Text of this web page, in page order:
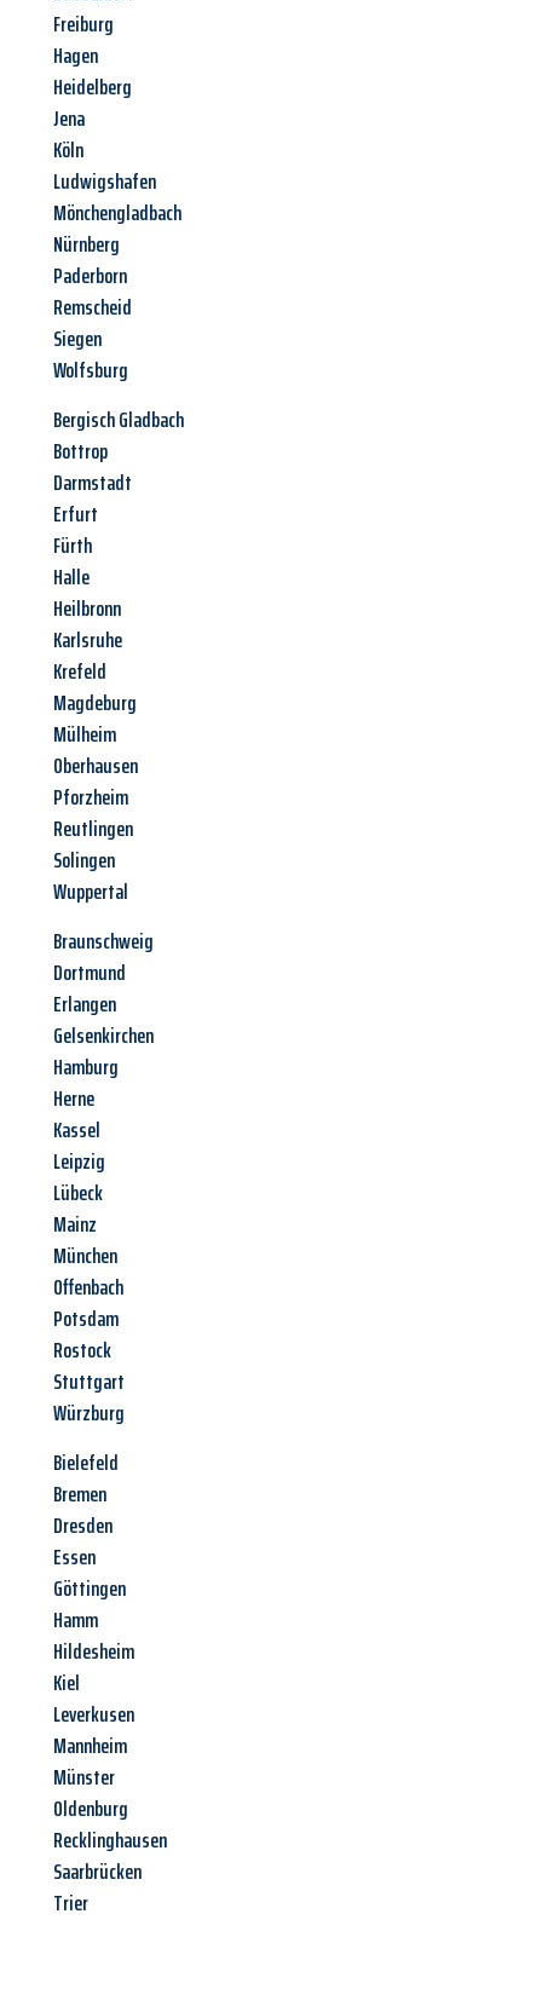
Freiburg
Hagen
Heidelberg
Jena
Köln
Ludwigshafen
Mönchengladbach
Nürnberg
Paderborn
Remscheid
Siegen
Wolfsburg
Bergisch Gladbach
Bottrop
Darmstadt
Erfurt
Fürth
Halle
Heilbronn
Karlsruhe
Krefeld
Magdeburg
Mülheim
Oberhausen
Pforzheim
Reutlingen
Solingen
Wuppertal
Braunschweig
Dortmund
Erlangen
Gelsenkirchen
Hamburg
Herne
Kassel
Leipzig
Lübeck
Mainz
München
Offenbach
Potsdam
Rostock
Stuttgart
Würzburg
Bielefeld
Bremen
Dresden
Essen
Göttingen
Hamm
Hildesheim
Kiel
Leverkusen
Mannheim
Münster
Oldenburg
Recklinghausen
Saarbrücken
Trier